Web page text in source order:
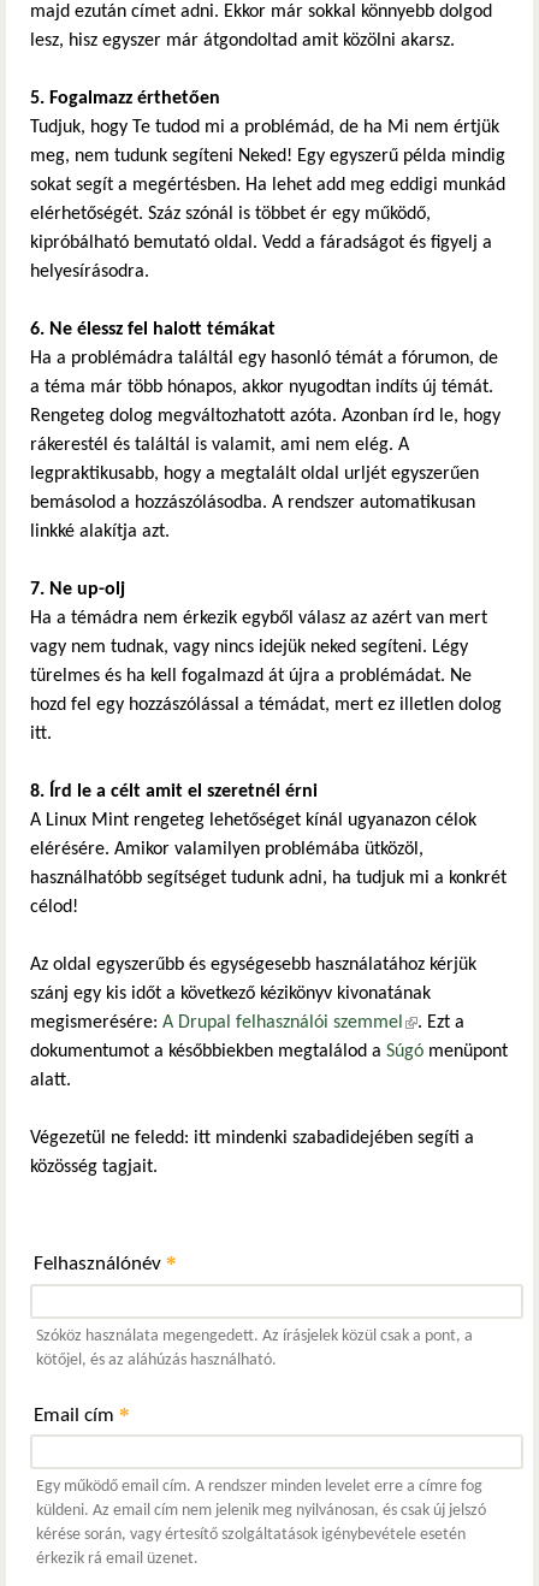
majd ezután címet adni. Ekkor már sokkal könnyebb dolgod
lesz, hisz egyszer már átgondoltad amit közölni akarsz.
5. Fogalmazz érthetően
Tudjuk, hogy Te tudod mi a problémád, de ha Mi nem értjük
meg, nem tudunk segíteni Neked! Egy egyszerű példa mindig
sokat segít a megértésben. Ha lehet add meg eddigi munkád
elérhetőségét. Száz szónál is többet ér egy működő,
kipróbálható bemutató oldal. Vedd a fáradságot és figyelj a
helyesírásodra.
6. Ne élessz fel halott témákat
Ha a problémádra találtál egy hasonló témát a fórumon, de
a téma már több hónapos, akkor nyugodtan indíts új témát.
Rengeteg dolog megváltozhatott azóta. Azonban írd le, hogy
rákerestél és találtál is valamit, ami nem elég. A
legpraktikusabb, hogy a megtalált oldal urljét egyszerűen
bemásolod a hozzászólásodba. A rendszer automatikusan
linkké alakítja azt.
7. Ne up-olj
Ha a témádra nem érkezik egyből válasz az azért van mert
vagy nem tudnak, vagy nincs idejük neked segíteni. Légy
türelmes és ha kell fogalmazd át újra a problémádat. Ne
hozd fel egy hozzászólással a témádat, mert ez illetlen dolog
itt.
8. Írd le a célt amit el szeretnél érni
A Linux Mint rengeteg lehetőséget kínál ugyanazon célok
elérésére. Amikor valamilyen problémába ütközöl,
használhatóbb segítséget tudunk adni, ha tudjuk mi a konkrét
célod!
Az oldal egyszerűbb és egységesebb használatához kérjük
szánj egy kis időt a következő kézikönyv kivonatának
megismerésére: A Drupal felhasználói szemmel (külső hivatkozás)
. Ezt a
dokumentumot a későbbiekben megtalálod a Súgó menüpont
alatt.
Végezetül ne feledd: itt mindenki szabadidejében segíti a
közösség tagjait.
Felhasználónév *
Szóköz használata megengedett. Az írásjelek közül csak a pont, a
kötőjel, és az aláhúzás használható.
Email cím *
Egy működő email cím. A rendszer minden levelet erre a címre fog
küldeni. Az email cím nem jelenik meg nyilvánosan, és csak új jelszó
kérése során, vagy értesítő szolgáltatások igénybevétele esetén
érkezik rá email üzenet.